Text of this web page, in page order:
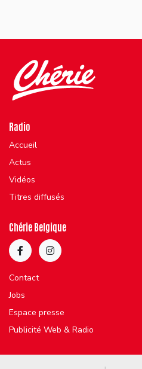
Radio
Accueil
Actus
Vidéos
Titres diffusés
Chérie Belgique
Contact
Jobs
Espace presse
Publicité Web & Radio